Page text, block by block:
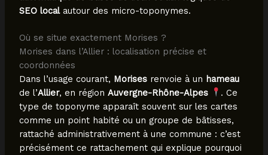
SEO localautour des micro-toponymes.
Où se situe exactement Morises ?
Morises dans l’Allier : localisation précise et
coordonnées
Dans l’usage courant, Morisesrenvoie à un hameau
de l’Allier, en région Auvergne-Rhône-Alpes
. Ce
type de toponyme apparaît souvent sur les cartes
comme un point habité ou un groupe de bâtisses,
rattaché administrativement à une commune : c’est
précisément ce rattachement qui explique pourquoi